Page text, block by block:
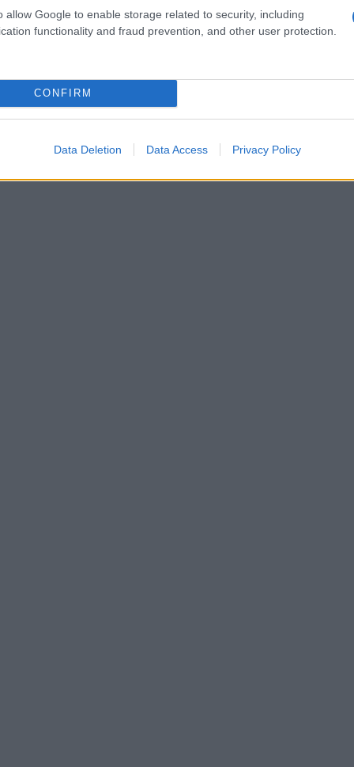
allow Google to enable storage related to security, including
functionality and fraud prevention, and other user protection.
CONFIRM
Data Deletion Data Access Privacy Policy
RITMO LATINO , SALSALOCA